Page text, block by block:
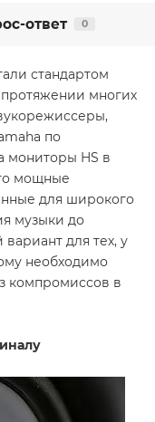
ответ 0
стандартом
многих
по
мониторы HS в
мощные
для широкого
музыки до
для тех, у
необходимо
компромиссов в